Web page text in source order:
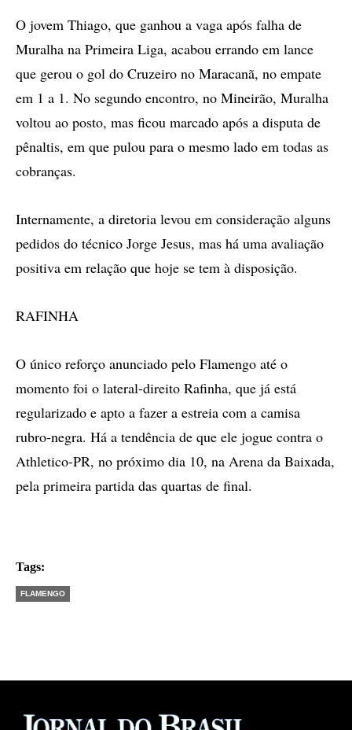
O jovem Thiago, que ganhou a vaga após falha de
Muralha na Primeira Liga, acabou errando em lance
que gerou o gol do Cruzeiro no Maracanã, no empate
em 1 a 1. No segundo encontro, no Mineirão, Muralha
voltou ao posto, mas ficou marcado após a disputa de
pênaltis, em que pulou para o mesmo lado em todas as
cobranças.
Internamente, a diretoria levou em consideração alguns
pedidos do técnico Jorge Jesus, mas há uma avaliação
positiva em relação que hoje se tem à disposição.
RAFINHA
O único reforço anunciado pelo Flamengo até o
momento foi o lateral-direito Rafinha, que já está
regularizado e apto a fazer a estreia com a camisa
rubro-negra. Há a tendência de que ele jogue contra o
Athletico-PR, no próximo dia 10, na Arena da Baixada,
pela primeira partida das quartas de final.
Tags:
FLAMENGO